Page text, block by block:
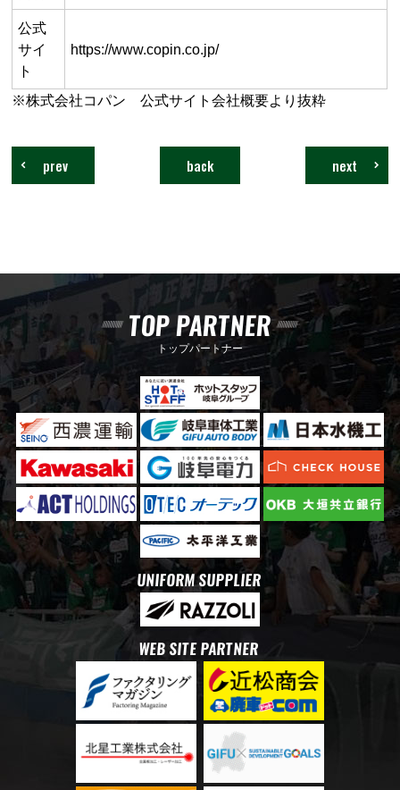
公式
サイ
ト
https://www.copin.co.jp/
※株式会社コパン 公式サイト会社概要より抜粋
next
back
prev
TOP PARTNER
トップパートナー
UNIFORM SUPPLIER
WEB SITE PARTNER